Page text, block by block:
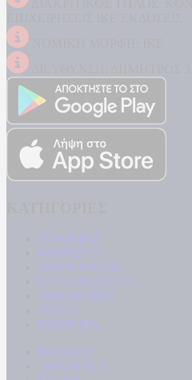
ΠΟΛΙΤΙΚΗ
ΚΟΙΝΩΝΙΑ
ΜΠΟΥΡΛΟΤΟ
ΠΑΡΑΠΟΛΙΤΙΚΑ
ΟΙΚΟΝΟΜΙΑ
ΥΓΕΙΑ
ΕΝΕΡΓΕΙΑ
ΚΟΣΜΟΣ
ΑΘΛΗΤΙΚΑ